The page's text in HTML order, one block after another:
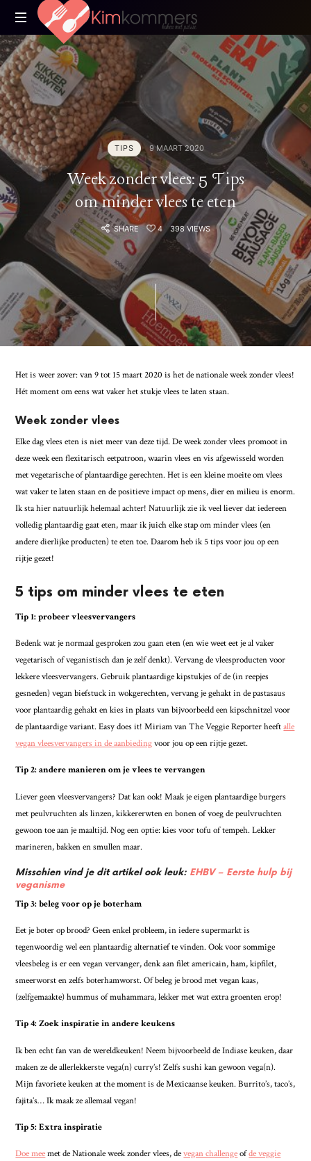
Kimkommers
Koken
met
Passie
TIPS 9 MAART 2020
Week zonder vlees: 5 Tips
om minder vlees te eten
SHARE 4 398 VIEWS
Het is weer zover: van 9 tot 15 maart 2020 is het de nationale week zonder vlees!
Hét moment om eens wat vaker het stukje vlees te laten staan.
Week zonder vlees
Elke dag vlees eten is niet meer van deze tijd. De week zonder vlees promoot in
deze week een flexitarisch eetpatroon, waarin vlees en vis afgewisseld worden
met vegetarische of plantaardige gerechten. Het is een kleine moeite om vlees
wat vaker te laten staan en de positieve impact op mens, dier en milieu is enorm.
Ik sta hier natuurlijk helemaal achter! Natuurlijk zie ik veel liever dat iedereen
volledig plantaardig gaat eten, maar ik juich elke stap om minder vlees (en
andere dierlijke producten) te eten toe. Daarom heb ik 5 tips voor jou op een
rijtje gezet!
5 tips om minder vlees te eten
Tip 1: probeer vleesvervangers
Bedenk wat je normaal gesproken zou gaan eten (en wie weet eet je al vaker
vegetarisch of veganistisch dan je zelf denkt). Vervang de vleesproducten voor
lekkere vleesvervangers. Gebruik plantaardige kipstukjes of de (in reepjes
gesneden) vegan biefstuck in wokgerechten, vervang je gehakt in de pastasaus
voor plantaardig gehakt en kies in plaats van bijvoorbeeld een kipschnitzel voor
de plantaardige variant. Easy does it! Miriam van The Veggie Reporter heeftalle
vegan vleesvervangers in de aanbiedingvoor jou op een rijtje gezet.
Tip 2: andere manieren om je vlees te vervangen
Liever geen vleesvervangers? Dat kan ook! Maak je eigen plantaardige burgers
met peulvruchten als linzen, kikkererwten en bonen of voeg de peulvruchten
gewoon toe aan je maaltijd. Nog een optie: kies voor tofu of tempeh. Lekker
marineren, bakken en smullen maar.
Misschien vind je dit artikel ook leuk: EHBV – Eerste hulp bij
veganisme
Tip 3: beleg voor op je boterham
Eet je boter op brood? Geen enkel probleem, in iedere supermarkt is
tegenwoordig wel een plantaardig alternatief te vinden. Ook voor sommige
vleesbeleg is er een vegan vervanger, denk aan filet americain, ham, kipfilet,
smeerworst en zelfs boterhamworst. Of beleg je brood met vegan kaas,
(zelfgemaakte) hummus of muhammara, lekker met wat extra groenten erop!
Tip 4: Zoek inspiratie in andere keukens
Ik ben echt fan van de wereldkeuken! Neem bijvoorbeeld de Indiase keuken, daar
maken ze de allerlekkerste vega(n) curry’s! Zelfs sushi kan gewoon vega(n).
Mijn favoriete keuken at the moment is de Mexicaanse keuken. Burrito’s, taco’s,
fajita’s… Ik maak ze allemaal vegan!
Tip 5: Extra inspiratie
Doe meemet de Nationale week zonder vlees, devegan challengeofde veggie